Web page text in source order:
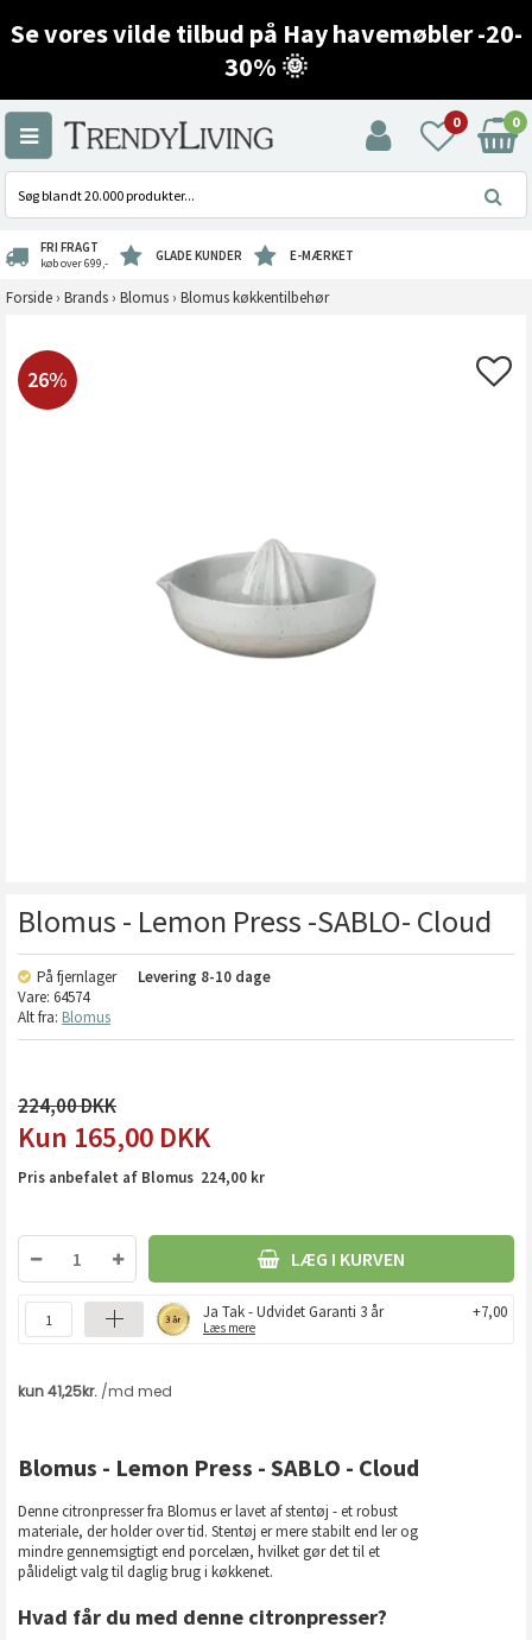
Se vores vilde tilbud på Hay havemøbler -20-
30% 🌞
0 0
FRI FRAGT
køb over 699,- GLADE KUNDER E-MÆRKET
Forside › Brands › Blomus › Blomus køkkentilbehør
26%
Blomus - Lemon Press -SABLO- Cloud
På fjernlager Levering 8-10 dage
Vare: 64574
Alt fra: Blomus
224,00
165,00 DKK
Pris anbefalet af Blomus 224,00 kr
LÆG I KURVEN
Ja Tak - Udvidet Garanti 3 år
Læs mere
+7,00
Blomus - Lemon Press - SABLO - Cloud
Denne citronpresser fra Blomus er lavet af stentøj - et robust
materiale, der holder over tid. Stentøj er mere stabilt end ler og
mindre gennemsigtigt end porcelæn, hvilket gør det til et
pålideligt valg til daglig brug i køkkenet.
Hvad får du med denne citronpresser?